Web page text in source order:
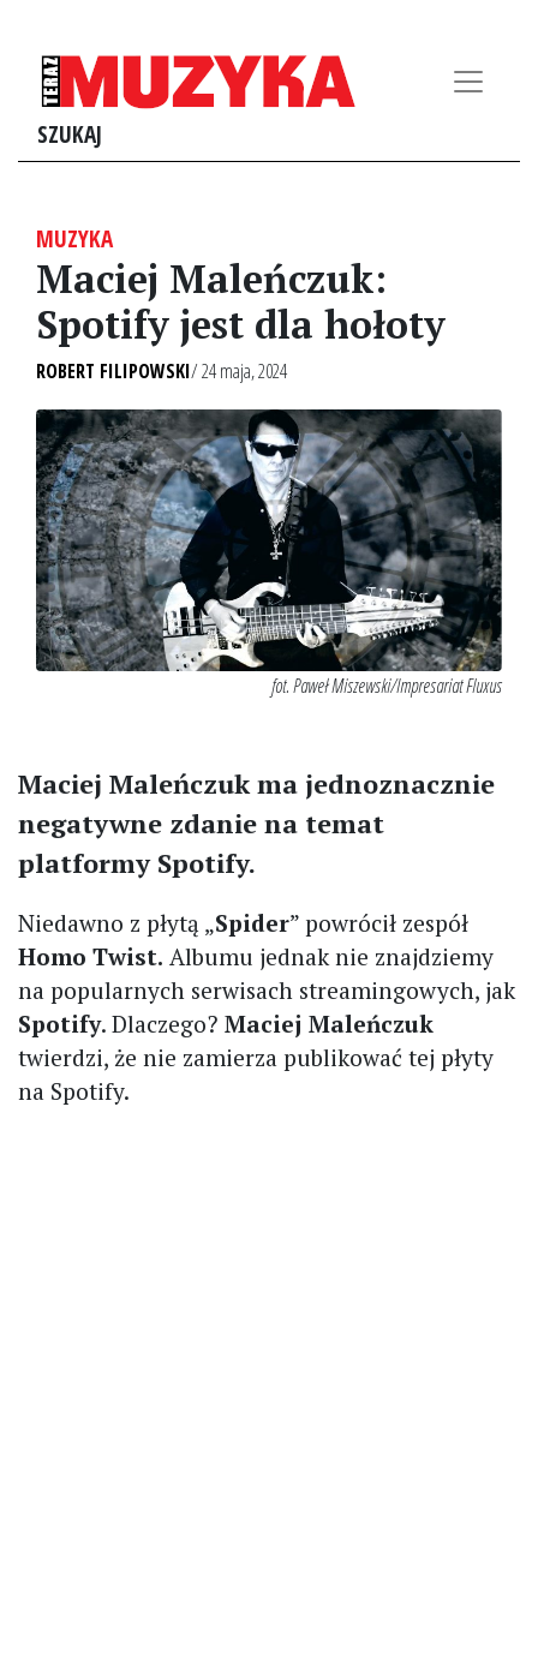
SZUKAJ
MUZYKA
Maciej Maleńczuk:
Spotify jest dla hołoty
ROBERT FILIPOWSKI/ 24 maja, 2024
fot. Paweł Miszewski/Impresariat Fluxus
Maciej Maleńczuk ma jednoznacznie
negatywne zdanie na temat
platformy Spotify.
Niedawno z płytą „Spider” powrócił zespół
Homo Twist. Albumu jednak nie znajdziemy
na popularnych serwisach streamingowych, jak
Spotify. Dlaczego? Maciej Maleńczuk
twierdzi, że nie zamierza publikować tej płyty
na Spotify.